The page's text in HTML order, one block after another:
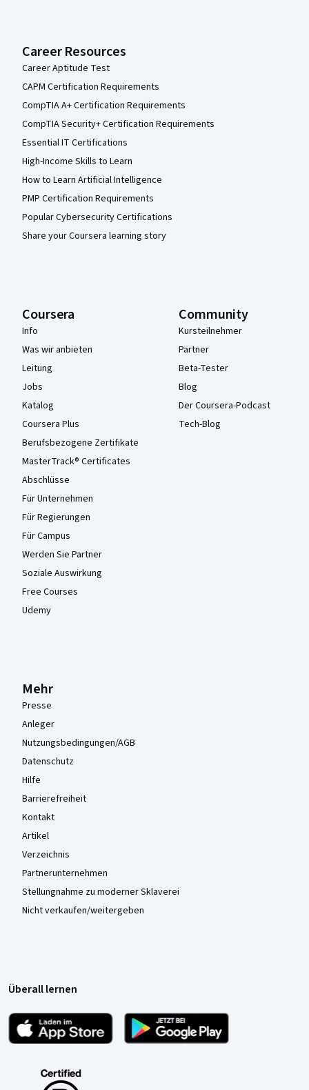
Career Resources
Career Aptitude Test
CAPM Certification Requirements
CompTIA A+ Certification Requirements
CompTIA Security+ Certification Requirements
Essential IT Certifications
High-Income Skills to Learn
How to Learn Artificial Intelligence
PMP Certification Requirements
Popular Cybersecurity Certifications
Share your Coursera learning story
Coursera
Info
Was wir anbieten
Leitung
Jobs
Katalog
Coursera Plus
Berufsbezogene Zertifikate
MasterTrack® Certificates
Abschlüsse
Für Unternehmen
Für Regierungen
Für Campus
Werden Sie Partner
Soziale Auswirkung
Free Courses
Udemy
Community
Kursteilnehmer
Partner
Beta-Tester
Blog
Der Coursera-Podcast
Tech-Blog
Mehr
Presse
Anleger
Nutzungsbedingungen/AGB
Datenschutz
Hilfe
Barrierefreiheit
Kontakt
Artikel
Verzeichnis
Partnerunternehmen
Stellungnahme zu moderner Sklaverei
Nicht verkaufen/weitergeben
Überall lernen